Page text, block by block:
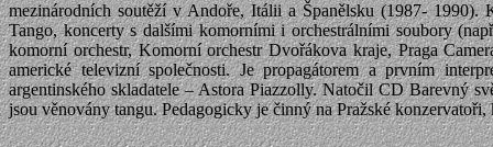
mezinárodních soutěží v Andoře, Itálii a Španělsku (1987-
Tango, koncerty s dalšími komorními i orchestrálními soubory
komorní orchestr, Komorní orchestr Dvořákova kraje, Praga
americké televizní společnosti. Je propagátorem a prvním
argentinského skladatele – Astora Piazzolly. Natočil CD Barevný
jsou věnovány tangu. Pedagogicky je činný na Pražské